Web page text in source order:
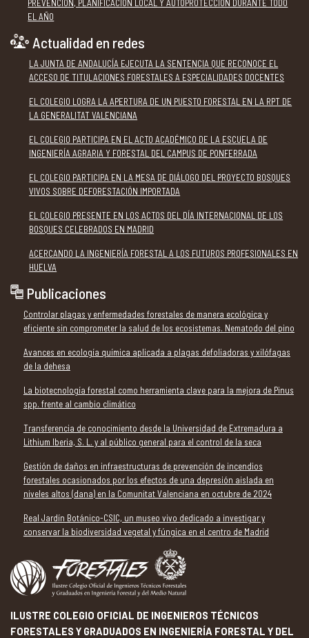
PREVENCIÓN, PLANIFICACIÓN LOCAL Y AUTOPROTECCIÓN DURANTE TODO
EL AÑO
Actualidad en redes
LA JUNTA DE ANDALUCÍA EJECUTA LA SENTENCIA QUE RECONOCE EL
ACCESO DE TITULACIONES FORESTALES A ESPECIALIDADES DOCENTES
EL COLEGIO LOGRA LA APERTURA DE UN PUESTO FORESTAL EN LA RPT DE
LA GENERALITAT VALENCIANA
EL COLEGIO PARTICIPA EN EL ACTO ACADÉMICO DE LA ESCUELA DE
INGENIERÍA AGRARIA Y FORESTAL DEL CAMPUS DE PONFERRADA
EL COLEGIO PARTICIPA EN LA MESA DE DIÁLOGO DEL PROYECTO BOSQUES
VIVOS SOBRE DEFORESTACIÓN IMPORTADA
EL COLEGIO PRESENTE EN LOS ACTOS DEL DÍA INTERNACIONAL DE LOS
BOSQUES CELEBRADOS EN MADRID
ACERCANDO LA INGENIERÍA FORESTAL A LOS FUTUROS PROFESIONALES EN
HUELVA
Publicaciones
Controlar plagas y enfermedades forestales de manera ecológica y
eficiente sin comprometer la salud de los ecosistemas. Nematodo del pino
Avances en ecología química aplicada a plagas defoliadoras y xilófagas
de la dehesa
La biotecnología forestal como herramienta clave para la mejora de Pinus
spp. frente al cambio climático
Transferencia de conocimiento desde la Universidad de Extremadura a
Lithium Iberia, S. L. y al público general para el control de la seca
Gestión de daños en infraestructuras de prevención de incendios
forestales ocasionados por los efectos de una depresión aislada en
niveles altos (dana) en la Comunitat Valenciana en octubre de 2024
Real Jardín Botánico-CSIC, un museo vivo dedicado a investigar y
conservar la biodiversidad vegetal y fúngica en el centro de Madrid
ILUSTRE COLEGIO OFICIAL DE INGENIEROS TÉCNICOS
FORESTALES Y GRADUADOS EN INGENIERÍA FORESTAL Y DEL